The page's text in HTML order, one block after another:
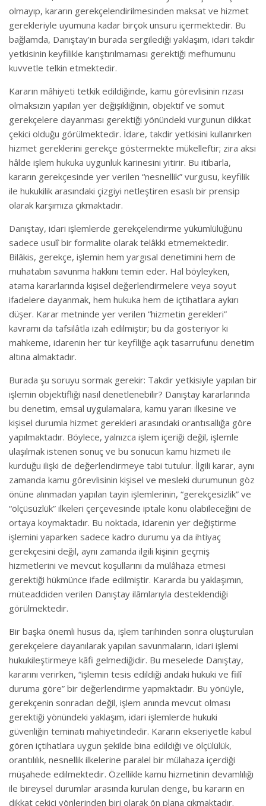
olmayıp, kararın gerekçelendirilmesinden maksat ve hizmet
gerekleriyle uyumuna kadar birçok unsuru içermektedir. Bu
bağlamda, Danıştay’ın burada sergilediği yaklaşım, idari takdir
yetkisinin keyfilikle karıştırılmaması gerektiği mefhumunu
kuvvetle telkin etmektedir.
Kararın mâhiyeti tetkik edildiğinde, kamu görevlisinin rızası
olmaksızın yapılan yer değişikliğinin, objektif ve somut
gerekçelere dayanması gerektiği yönündeki vurgunun dikkat
çekici olduğu görülmektedir. İdare, takdir yetkisini kullanırken
hizmet gereklerini gerekçe göstermekte mükelleftir; zira aksi
hâlde işlem hukuka uygunluk karinesini yitirir. Bu itibarla,
kararın gerekçesinde yer verilen “nesnellik” vurgusu, keyfilik
ile hukukilik arasındaki çizgiyi netleştiren esaslı bir prensip
olarak karşımıza çıkmaktadır.
Danıştay, idari işlemlerde gerekçelendirme yükümlülüğünü
sadece usulî bir formalite olarak telâkki etmemektedir.
Bilâkis, gerekçe, işlemin hem yargısal denetimini hem de
muhatabın savunma hakkını temin eder. Hal böyleyken,
atama kararlarında kişisel değerlendirmelere veya soyut
ifadelere dayanmak, hem hukuka hem de içtihatlara aykırı
düşer. Karar metninde yer verilen “hizmetin gerekleri”
kavramı da tafsilâtla izah edilmiştir; bu da gösteriyor ki
mahkeme, idarenin her tür keyfiliğe açık tasarrufunu denetim
altına almaktadır.
Burada şu soruyu sormak gerekir: Takdir yetkisiyle yapılan bir
işlemin objektifliği nasıl denetlenebilir? Danıştay kararlarında
bu denetim, emsal uygulamalara, kamu yararı ilkesine ve
kişisel durumla hizmet gerekleri arasındaki orantısallığa göre
yapılmaktadır. Böylece, yalnızca işlem içeriği değil, işlemle
ulaşılmak istenen sonuç ve bu sonucun kamu hizmeti ile
kurduğu ilişki de değerlendirmeye tabi tutulur. İlgili karar, aynı
zamanda kamu görevlisinin kişisel ve mesleki durumunun göz
önüne alınmadan yapılan tayin işlemlerinin, “gerekçesizlik” ve
“ölçüsüzlük” ilkeleri çerçevesinde iptale konu olabileceğini de
ortaya koymaktadır. Bu noktada, idarenin yer değiştirme
işlemini yaparken sadece kadro durumu ya da ihtiyaç
gerekçesini değil, aynı zamanda ilgili kişinin geçmiş
hizmetlerini ve mevcut koşullarını da mülâhaza etmesi
gerektiği hükmünce ifade edilmiştir. Kararda bu yaklaşımın,
müteaddiden verilen Danıştay ilâmlarıyla desteklendiği
görülmektedir.
Bir başka önemli husus da, işlem tarihinden sonra oluşturulan
gerekçelere dayanılarak yapılan savunmaların, idari işlemi
hukukileştirmeye kâfi gelmediğidir. Bu meselede Danıştay,
kararını verirken, “işlemin tesis edildiği andaki hukuki ve fiilî
duruma göre” bir değerlendirme yapmaktadır. Bu yönüyle,
gerekçenin sonradan değil, işlem anında mevcut olması
gerektiği yönündeki yaklaşım, idari işlemlerde hukuki
güvenliğin teminatı mahiyetindedir. Kararın ekseriyetle kabul
gören içtihatlara uygun şekilde bina edildiği ve ölçülülük,
orantılılık, nesnellik ilkelerine paralel bir mülahaza içerdiği
müşahede edilmektedir. Özellikle kamu hizmetinin devamlılığı
ile bireysel durumlar arasında kurulan denge, bu kararın en
dikkat çekici yönlerinden biri olarak ön plana çıkmaktadır.